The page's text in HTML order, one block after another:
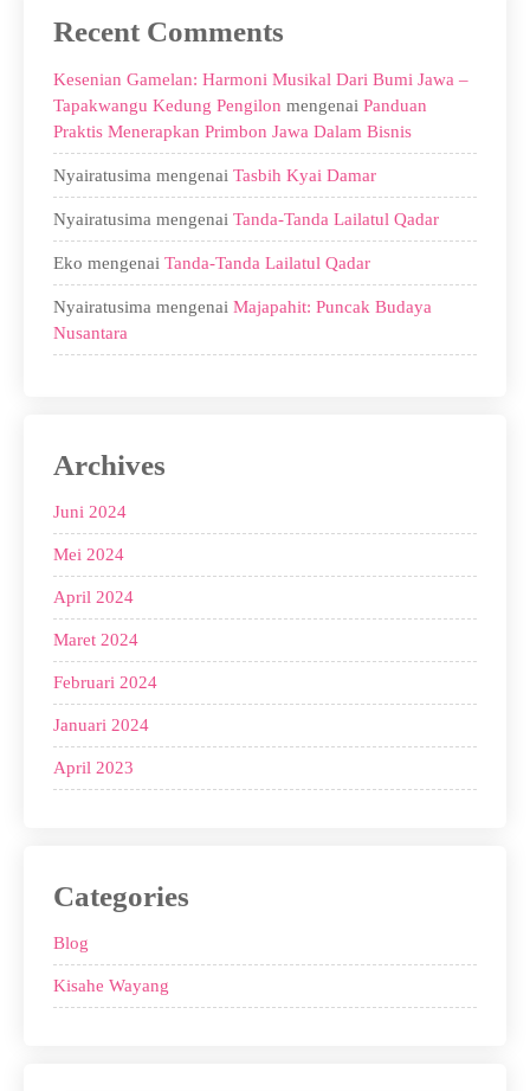
Recent Comments
Kesenian Gamelan: Harmoni Musikal Dari Bumi Jawa –
Tapakwangu Kedung Pengilon mengenai Panduan
Praktis Menerapkan Primbon Jawa Dalam Bisnis
Nyairatusima mengenai Tasbih Kyai Damar
Nyairatusima mengenai Tanda-Tanda Lailatul Qadar
Eko mengenai Tanda-Tanda Lailatul Qadar
Nyairatusima mengenai Majapahit: Puncak Budaya
Nusantara
Archives
Juni 2024
Mei 2024
April 2024
Maret 2024
Februari 2024
Januari 2024
April 2023
Categories
Blog
Kisahe Wayang